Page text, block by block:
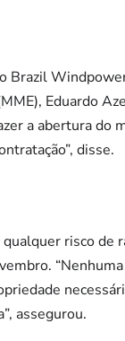
Brazil
Eduardo
a abertura
disse.
risco
assegurou.